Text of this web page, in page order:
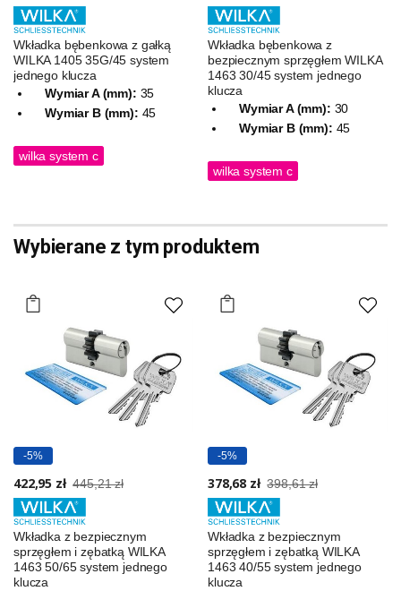
Wkładka bębenkowa z gałką
WILKA 1405 35G/45 system
jednego klucza
Wymiar A (mm): 35
Wymiar B (mm): 45
wilka system c
Wkładka bębenkowa z
bezpiecznym sprzęgłem WILKA
1463 30/45 system jednego
klucza
Wymiar A (mm): 30
Wymiar B (mm): 45
wilka system c
Wybierane z tym produktem
-5%
422,95 zł 445,21 zł
Wkładka z bezpiecznym
sprzęgłem i zębatką WILKA
1463 50/65 system jednego
klucza
-5%
378,68 zł 398,61 zł
Wkładka z bezpiecznym
sprzęgłem i zębatką WILKA
1463 40/55 system jednego
klucza